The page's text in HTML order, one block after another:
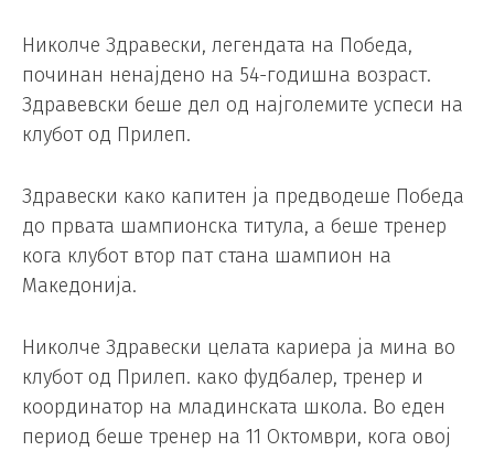
Николче Здравески, легендата на Победа,
починан ненајдено на 54-годишна возраст.
Здравевски беше дел од најголемите успеси на
клубот од Прилеп.
Здравески како капитен ја предводеше Победа
до првата шампионска титула, а беше тренер
кога клубот втор пат стана шампион на
Македонија.
Николче Здравески целата кариера ја мина во
клубот од Прилеп. како фудбалер, тренер и
координатор на младинската школа. Во еден
период беше тренер на 11 Октомври, кога овој